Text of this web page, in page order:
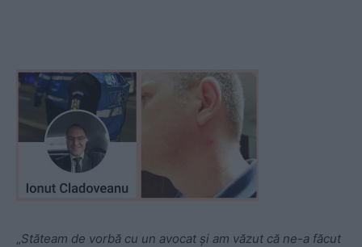
„Stăteam de vorbă cu un avocat şi am văzut că ne-a făcut